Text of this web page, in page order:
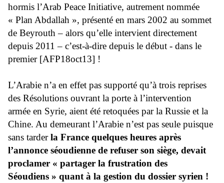
hormis l’Arab Peace Initiative, autrement nommée
« Plan Abdallah », présenté en mars 2002 au sommet
de Beyrouth – alors qu’elle intervient directement
depuis 2011 – c’est-à-dire depuis le début - dans le
premier [AFP18oct13] !
L’Arabie n’a en effet pas supporté qu’à trois reprises
des Résolutions ouvrant la porte à l’intervention
armée en Syrie, aient été retoquées par la Russie et la
Chine. Au demeurant l’Arabie n’est pas seule puisque
sans tarderla France quelques heures après
l’annonce séoudienne de refuser son siège, devait
proclamer « partager la frustration des
Séoudiens » quant à la gestion du dossier syrien !